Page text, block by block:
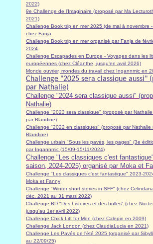
2022)
9e Challenge de l'Imaginaire (proposé par Ma
2021)
Challenge Book trip en mer 2025 (de mai à novembre
chez Fanja
Challenge Book trip en mer organisé par Fanja de
2024
Challenge Escapades en Europe - Voyages dans les
européennes (chez Cléanthe, jusqu'en avril 2026)
Monde ouvrier, mondes du travail chez Ingannmic en
Challenge "2025 sera classique aussi"
par Nathalie)
Challenge "2024 sera classique aussi"
Nathalie)
Challenge "2023 sera classique" (proposé par
par Blandine)
Challenge "2022 en classiques" (proposé par Nathalie
Blandine)
Challenge urbain "Sous les pavés, les pages" (3e
par Ingannmic (15/09-15/11/2024)
Challenge "Les classiques c'est
saison, 2024-2025) organisé par Moka et
Challenge "Les classiques c'est fantastique" 2023-
Moka et Fanny
Challenge "Winter short stories in SFF" (chez
déc. 2021 au 31 mars 2022)
Challenge BD "Des histoires et des bulles" (chez
jusqu'au 1er avril 2022)
Challenge Chick Litt for Men (chez Calepin en 2009)
Challenge Jack London (chez ClaudiaLucia en 2021)
Challenge Les Pavés de l'été 2025 (organisé par
au 22/09/25)